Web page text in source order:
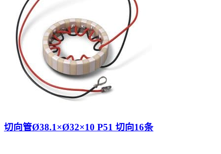
切向管Ø38.1×Ø32×10 P51 切向16条